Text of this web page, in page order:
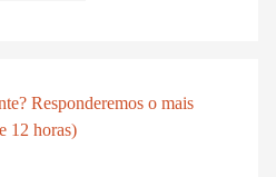
Responderemos o mais
12 horas)